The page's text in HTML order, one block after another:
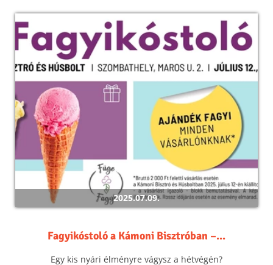
2025.07.09.
Fagyikóstoló a Kámoni Bisztróban –...
Egy kis nyári élményre vágysz a hétvégén?